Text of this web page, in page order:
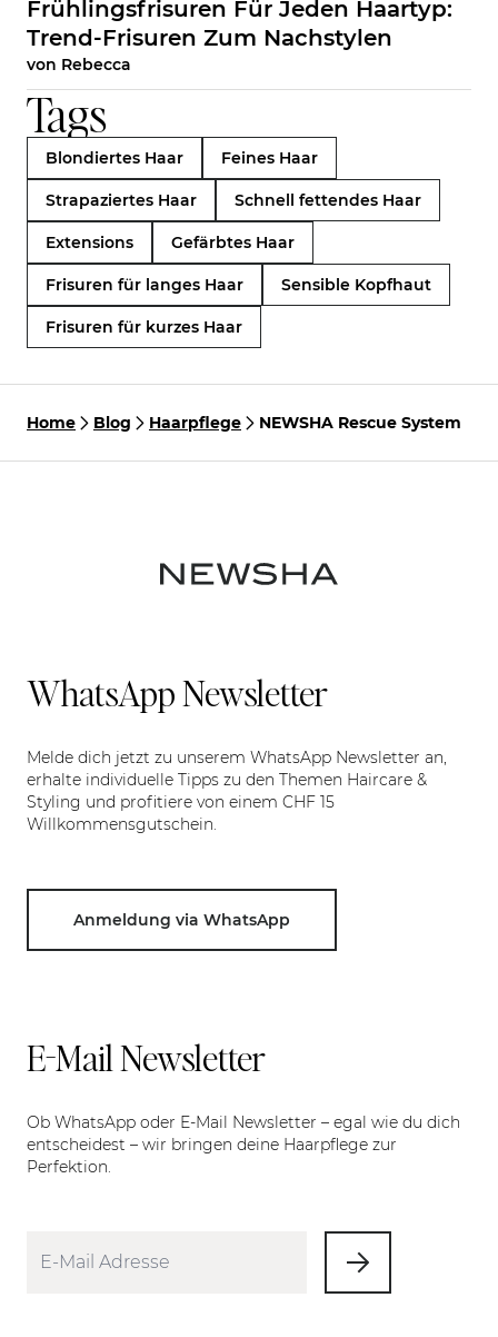
Frühlingsfrisuren Für Jeden Haartyp:
Trend-Frisuren Zum Nachstylen
von Rebecca
Tags
Blondiertes Haar Feines Haar
Strapaziertes Haar Schnell fettendes Haar
Extensions Gefärbtes Haar
Frisuren für langes Haar Sensible Kopfhaut
Frisuren für kurzes Haar
Home Blog Haarpflege NEWSHA Rescue System
WhatsApp Newsletter
Melde dich jetzt zu unserem WhatsApp Newsletter an,
erhalte individuelle Tipps zu den Themen Haircare &
Styling und profitiere von einem CHF 15
Willkommensgutschein.
Anmeldung via WhatsApp
E-Mail Newsletter
Ob WhatsApp oder E-Mail Newsletter – egal wie du dich
entscheidest – wir bringen deine Haarpflege zur
Perfektion.